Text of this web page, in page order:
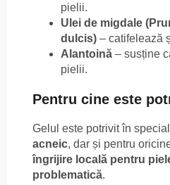
pielii.
Ulei de migdale
dulcis) – catifelează
Alantoină – susține
pielii.
Pentru cine este
Gelul este potrivit în
acneic, dar și pentru
îngrijire locală pentru
problematică.